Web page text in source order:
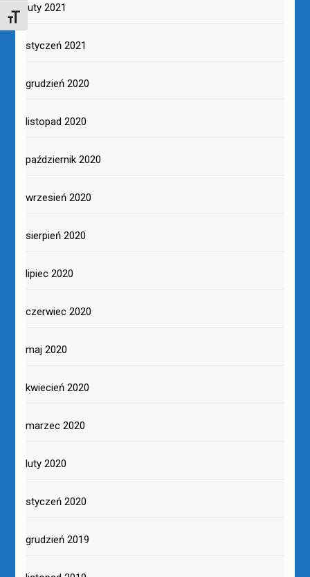
TOGGLE FONT SIZE
luty 2021
styczeń 2021
grudzień 2020
listopad 2020
październik 2020
wrzesień 2020
sierpień 2020
lipiec 2020
czerwiec 2020
maj 2020
kwiecień 2020
marzec 2020
luty 2020
styczeń 2020
grudzień 2019